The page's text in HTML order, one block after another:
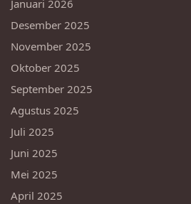
Januari 2026
Desember 2025
November 2025
Oktober 2025
September 2025
Agustus 2025
Juli 2025
Juni 2025
Mei 2025
April 2025